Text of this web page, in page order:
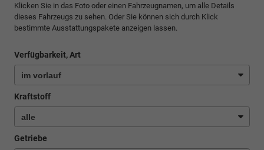
Klicken Sie in das Foto oder einen Fahrzeugnamen, um alle Details
dieses Fahrzeugs zu sehen. Oder Sie können sich durch Klick
bestimmte Ausstattungspakete anzeigen lassen.
Verfügbarkeit, Art
Kraftstoff
Getriebe